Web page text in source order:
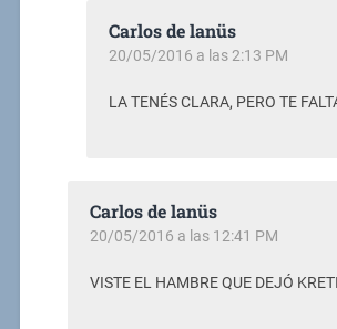
Carlos de lanüs
20/05/2016 a las 2:13 PM
LA TENÉS CLARA, PERO TE
Carlos de lanüs
20/05/2016 a las 12:41 PM
VISTE EL HAMBRE QUE DEJÓ